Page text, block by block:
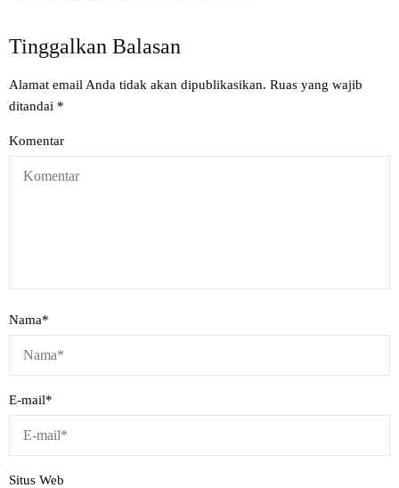
Tinggalkan Balasan
Alamat email Anda tidak akan dipublikasikan. Ruas yang wajib
ditandai *
Komentar
Nama*
E-mail*
Situs Web